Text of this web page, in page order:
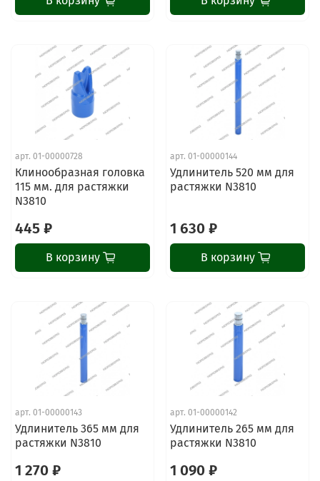
арт. 01-00000728
Клинообразная головка
115 мм. для растяжки
N3810
445 ₽
В корзину
арт. 01-00000144
Удлинитель 520 мм для
растяжки N3810
1 630 ₽
В корзину
арт. 01-00000143
Удлинитель 365 мм для
растяжки N3810
1 270 ₽
арт. 01-00000142
Удлинитель 265 мм для
растяжки N3810
1 090 ₽